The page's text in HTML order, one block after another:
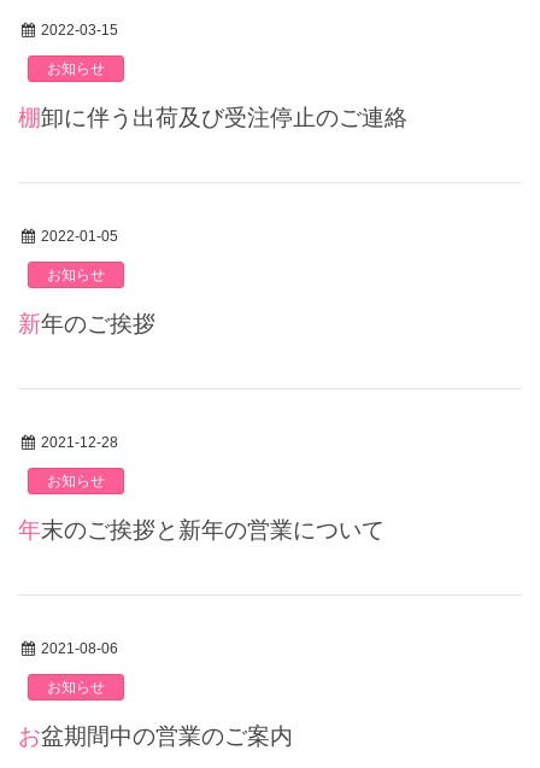
2022-03-15
お知らせ
棚卸に伴う出荷及び受注停止のご連絡
2022-01-05
お知らせ
新年のご挨拶
2021-12-28
お知らせ
年末のご挨拶と新年の営業について
2021-08-06
お知らせ
お盆期間中の営業のご案内